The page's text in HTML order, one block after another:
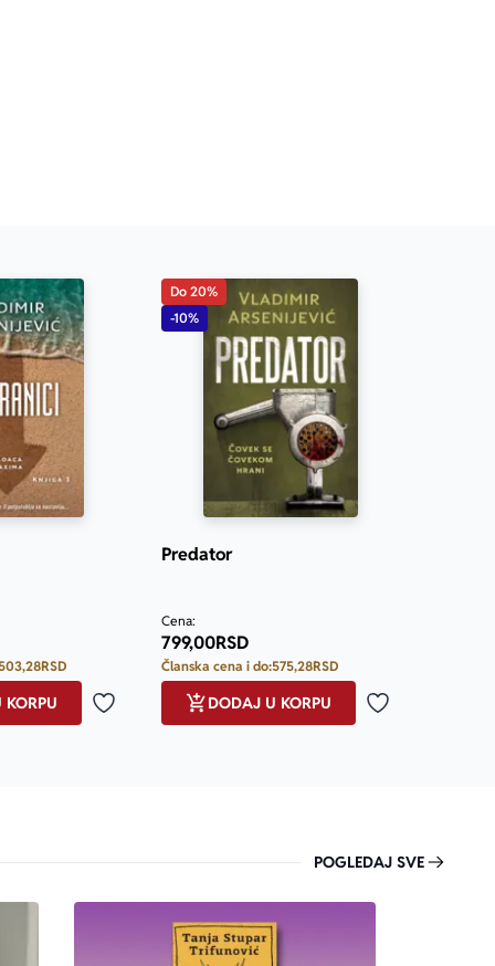
RSD
Dodaj u omiljene
Do 20%
-10%
Predator
Cena:
799,00RSD
Članska cena i do:575,28RSD
Dodaj u
DODAJ U KORPU
POGLEDAJ SVE